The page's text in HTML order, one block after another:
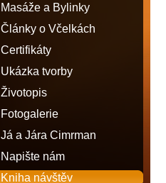
Masáže a Bylinky
Články o Včelkách
Certifikáty
Ukázka tvorby
Životopis
Fotogalerie
Já a Jára Cimrman
Napište nám
Kniha návštěv